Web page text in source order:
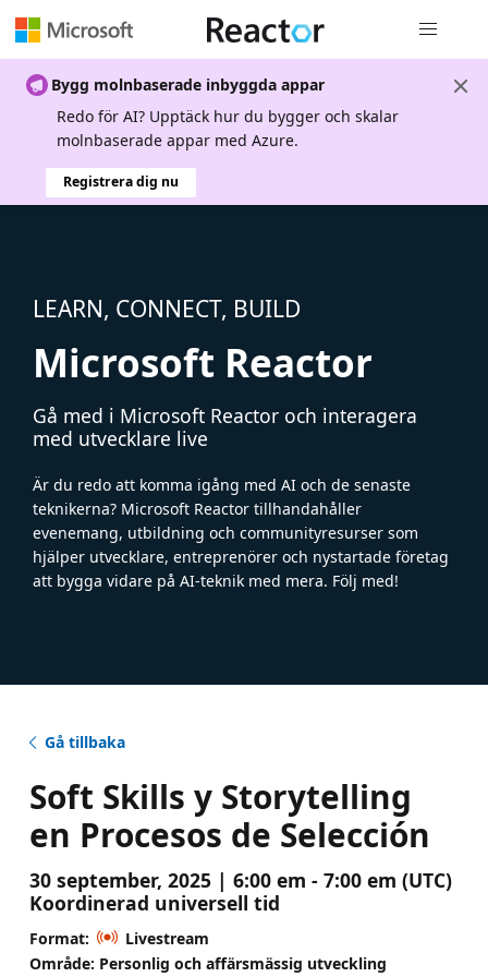
Bygg molnbaserade inbyggda appar
Redo för AI? Upptäck hur du bygger och skalar
molnbaserade appar med Azure.
Registrera dig nu
LEARN, CONNECT, BUILD
Microsoft Reactor
Gå med i Microsoft Reactor och interagera
med utvecklare live
Är du redo att komma igång med AI och de senaste
teknikerna? Microsoft Reactor tillhandahåller
evenemang, utbildning och communityresurser som
hjälper utvecklare, entreprenörer och nystartade företag
att bygga vidare på AI-teknik med mera. Följ med!
Gå tillbaka
Soft Skills y Storytelling
en Procesos de Selección
30 september, 2025 | 6:00 em - 7:00 em (UTC)
Koordinerad universell tid
Format:
Livestream
Område: Personlig och affärsmässig utveckling